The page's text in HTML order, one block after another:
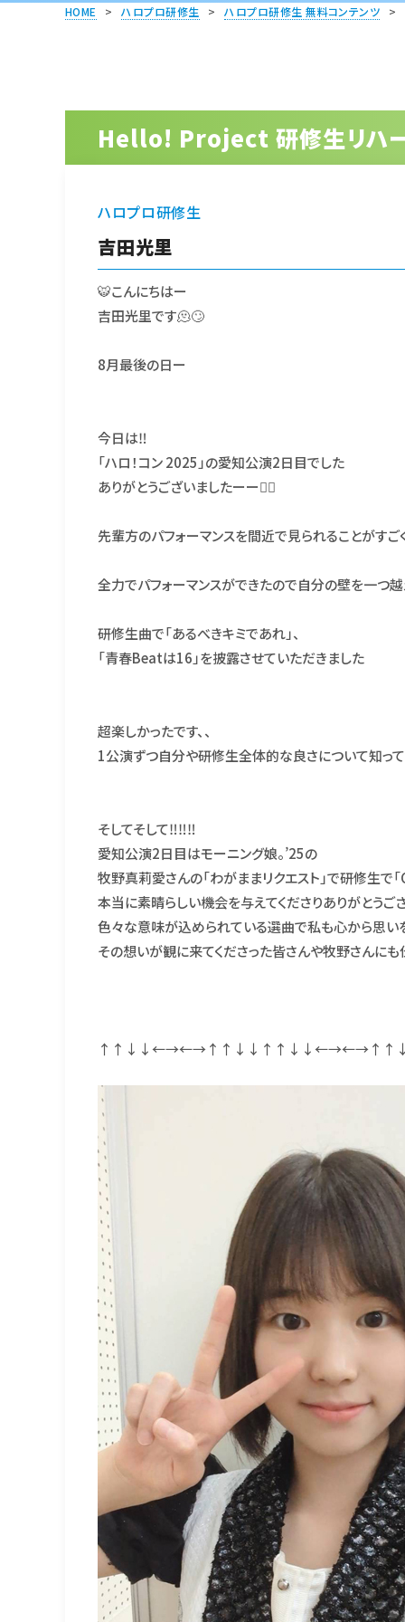
HOME > ハロプロ研修生 > ハロプロ研修生 無料コンテンツ >
Hello! Project 研修生リハ
ハロプロ研修生
吉田光里
🐯こんにちはー
吉田光里です🫠🙄
8月最後の日ー
今日は‼️
「ハロ！コン 2025」の愛知公演2日目でした
ありがとうございましたーー🙂‍↕️
先輩方のパフォーマンスを間近で見られることがす
全力でパフォーマンスができたので自分の壁を一つ
研修生曲で「あるべきキミであれ」、
「青春Beatは16」を披露させていただきました
超楽しかったです、、
1公演ずつ自分や研修生全体的な良さについて知っ
そしてそして‼️‼️‼️
愛知公演2日目はモーニング娘。’25の
牧野真莉愛さんの「わがままリクエスト」で研修生で
本当に素晴らしい機会を与えてくださりありがとうご
色々な意味が込められている選曲で私も心から思い
その想いが観に来てくださった皆さんや牧野さんにも